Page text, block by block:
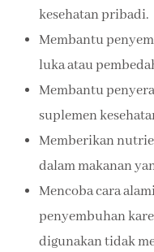
kesehatan pribadi.
Membantu
luka atau
Membantu
suplemen
Memberikan
dalam makanan
Mencoba cara
penyembuhan
digunakan tidak